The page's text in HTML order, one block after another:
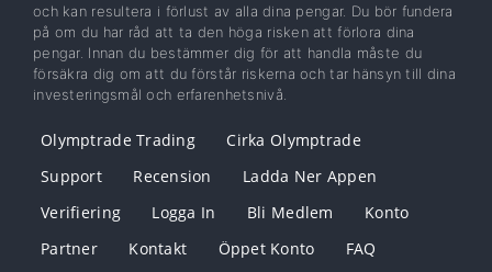
och kan resultera i förlust av alla dina pengar. Du bör fundera
på om du har råd att ta den höga risken att förlora dina
pengar. Innan du bestämmer dig för att handla måste du
försäkra dig om att du förstår riskerna och tar hänsyn till dina
investeringsmål och erfarenhetsnivå.
Olymptrade Trading
Cirka Olymptrade
Support
Recension
Ladda Ner Appen
Verifiering
Logga In Bli Medlem
Konto
Partner
Kontakt Öppet Konto
FAQ